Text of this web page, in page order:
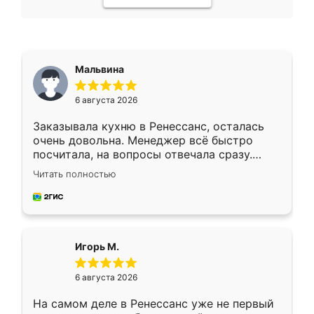
Мальвина
6 августа 2026
Заказывала кухню в Ренессанс, осталась
очень довольна. Менеджер всё быстро
посчитала, на вопросы отвечала сразу.
Замерщик приехал в субботу, подошёл к
делу со всей ответственностью. Собрали
за день, ребята работали аккуратно, даже
Читать полностью
Игорь М.
6 августа 2026
На самом деле в Ренессанс уже не первый